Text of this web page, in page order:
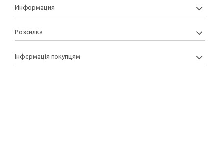
Информация
Розсилка
Інформація покупцям